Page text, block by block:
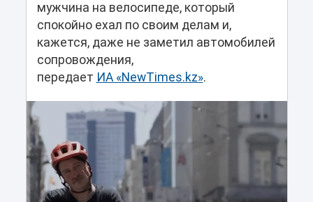
мужчина на велосипеде, который
спокойно ехал по своим делам и,
кажется, даже не заметил автомобилей
сопровождения,
передает ИА «NewTimes.kz».